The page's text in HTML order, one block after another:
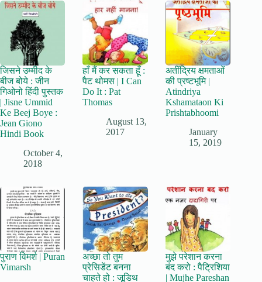
जिसने उम्मीद के
बीज बोये : जीन
गिओनो हिंदी पुस्तक
| Jisne Ummid
Ke Beej Boye :
Jean Giono
Hindi Book
October 4,
2018
हाँ मैं कर सकता हूँ :
पैट थोमस | I Can
Do It : Pat
Thomas
August 13,
2017
अतींद्रिय क्षमताओं
की प्रष्टभूमि |
Atindriya
Kshamataon Ki
Prishtabhoomi
January
15, 2019
पुराण विमर्श | Puran
Vimarsh
अच्छा तो तुम
प्रेसिडेंट बनना
चाहते हो : जूडिथ
मुझे परेशान करना
बंद करो : पैट्रिशिया
| Mujhe Pareshan